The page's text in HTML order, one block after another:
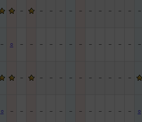
－ － － － － － － － － － － －
－ ○ － － － － － － － － － － － － －
－ － － － － － － － － － －
○ － － － － － － － － － － － － － ○